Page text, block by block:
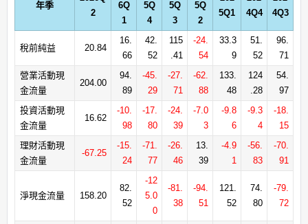
年季
2
6Q
1
5Q
4
5Q
3
5Q
2
5Q1
4Q4
4Q3
稅前純益 20.84
16.
66
42.
52
115
.41
-24.
54
33.3
9
51.
52
96.
71
營業活動現
金流量
204.00
94.
89
-45.
29
-27.
71
-62.
88
133.
48
124
.28
54.
97
投資活動現
金流量
16.62
-10.
98
-17.
80
-24.
39
-7.0
3
-9.8
6
-9.3
4
-18.
15
理財活動現
金流量
-67.25
-15.
24
-71.
77
-26.
46
13.
39
-4.9
1
-56.
83
-70.
91
淨現金流量 158.20
82.
52
-12
5.0
0
-81.
38
-94.
51
121.
52
74.
80
-79.
72